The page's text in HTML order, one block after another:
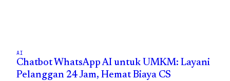
AI
Chatbot WhatsApp AI untuk UMKM: Layani
Pelanggan 24 Jam, Hemat Biaya CS